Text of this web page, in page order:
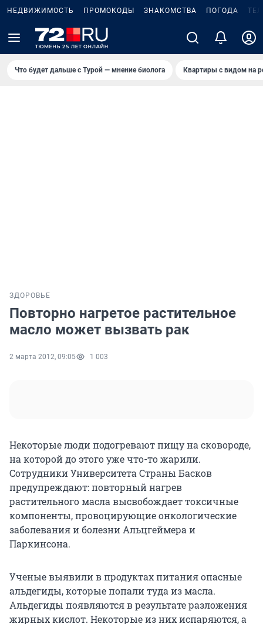
НЕДВИЖИМОСТЬ ПРОМОКОДЫ ЗНАКОМСТВА ПОГОДА
Что будет дальше с Турой — мнение биолога Квартиры с видом на
ЗДОРОВЬЕ
Повторно нагретое растительное
масло может вызвать рак
2 марта 2012, 09:05 1 003
Некоторые люди подогревают пищу на сковороде,
на которой до этого уже что-то жарили.
Сотрудники Университета Страны Басков
предупреждают: повторный нагрев
растительного масла высвобождает токсичные
компоненты, провоцирующие онкологические
заболевания и болезни Альцгеймера и
Паркинсона.
Ученые выявили в продуктах питания опасные
альдегиды, которые попали туда из масла.
Альдегиды появляются в результате разложения
жирных кислот. Некоторые из них испаряются, а